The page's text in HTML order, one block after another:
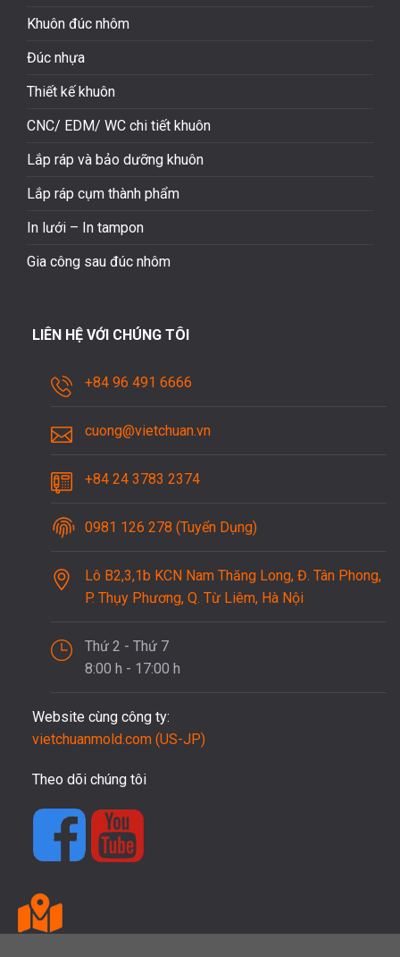
Khuôn đúc nhôm
Đúc nhựa
Thiết kế khuôn
CNC/ EDM/ WC chi tiết khuôn
Lắp ráp và bảo dưỡng khuôn
Lắp ráp cụm thành phẩm
In lưới – In tampon
Gia công sau đúc nhôm
LIÊN HỆ VỚI CHÚNG TÔI
+84 96 491 6666
cuong@vietchuan.vn
+84 24 3783 2374
0981 126 278 (Tuyển Dụng)
Lô B2,3,1b KCN Nam Thăng Long, Đ. Tân Phong,
P. Thụy Phương, Q. Từ Liêm, Hà Nội
Thứ 2 - Thứ 7
8:00 h - 17:00 h
Website cùng công ty:
vietchuanmold.com (US-JP)
Theo dõi chúng tôi